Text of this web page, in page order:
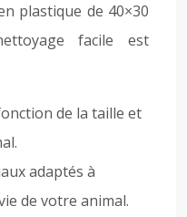
plastique de 40×30
facile est
de la taille et
adaptés à
de votre animal.